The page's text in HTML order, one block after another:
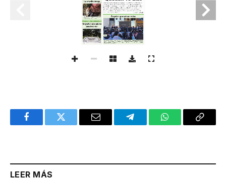
FacebookTwitter Email TelegramWhatsAppCopy
LEER MÁS